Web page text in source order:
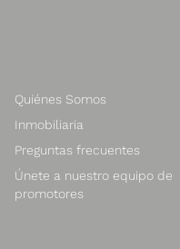
Quiénes Somos
Inmobiliaria
Preguntas frecuentes
Únete a nuestro equipo de
promotores